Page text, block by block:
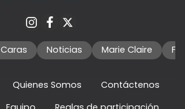
Caras Noticias Marie Claire
Quienes Somos
Contáctenos